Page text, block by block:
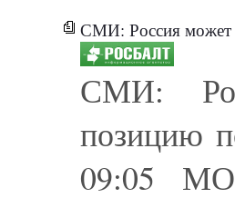
СМИ: Россия может
СМИ:
позицию
09:05